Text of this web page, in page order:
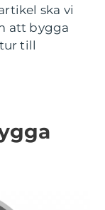
ska vi
att bygga
till